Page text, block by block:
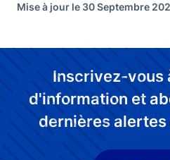
Mise à jour le 30 Septembre
Inscrivez-vous
d'information et
dernières